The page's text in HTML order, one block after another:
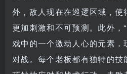
外，敌人现在在巡逻区域，
更加刺激和不可预测。此外，
戏中的一个激动人心的元素
对战。每个老板都有独特的技